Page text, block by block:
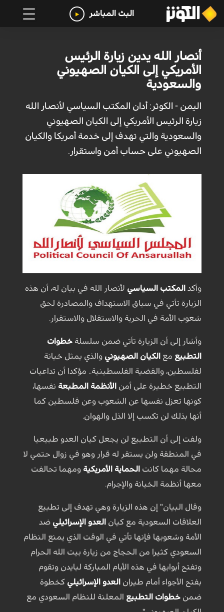
البث المباشر
أنصار الله يدين زيارة الرئيس
الأمريكي إلى الكيان الصهيوني
والسعودية
اليمن - الكوثر: أدان المكتب السياسي لأنصار الله
زيارة الرئيس الأمريكي إلى الكيان الصهيوني
والسعودية والتي تهدف إلى خدمة أمريكا والكيان
الصهيوني على حساب أمن واستقرار.
وأكد المكتب السياسي لأنصار الله في بيان له، أن هذه
الزيارة تأتي في سياق الاستهداف والمصادرة لحق
شعوب الأمة في الحرية والاستقلال والاستقرار.
وأشار إلى أن الزيارة تأتي ضمن سلسلة خطوات
التطبيع مع الكيان الصهيوني والذي يمثل خيانة
لفلسطين، والقضية الفلسطينية.. مؤكدا أن تداعيات
التطبيع خطيرة على أمن
الأنظمة المطبعة نفسها،
كونها تعزل نفسها عن الشعوب وعن فلسطين كما
أنها بذلك لن تكسب إلا الذل والهوان.
ولفت إلى أن التطبيع لن يجعل كيان العدو طبيعيا
في المنطقة ولن يستقر له قرار وهو في زوال حتمي لا
محالة مهما كانت الحماية الأمريكية ومهما تحالفت
معها أنظمة الخيانة والإجرام.
وقال البيان" إن هذه الزيارة وهي تهدف إلى تطبيع
العلاقات السعودية مع كيان العدو الإسرائيلي ضد
الأمة وشعوبها فإنها تأتي في الوقت الذي يمنع النظام
السعودي كثيرا من الحجاج من زيارة بيت الله الحرام
وتفتح أبوابها في هذه الأيام المباركة لبايدن وتقوم
بفتح الأجواء أمام طيران العدو الإسرائيلي كخطوة
ضمن خطوات التطبيع المعلنة للنظام السعودي مع